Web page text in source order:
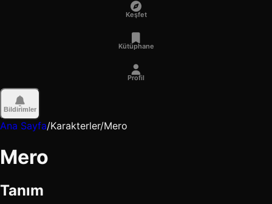
Keşfet
Kütüphane
Profil
Bildirimler
Ana Sayfa/Karakterler/Mero
Mero
Tanım